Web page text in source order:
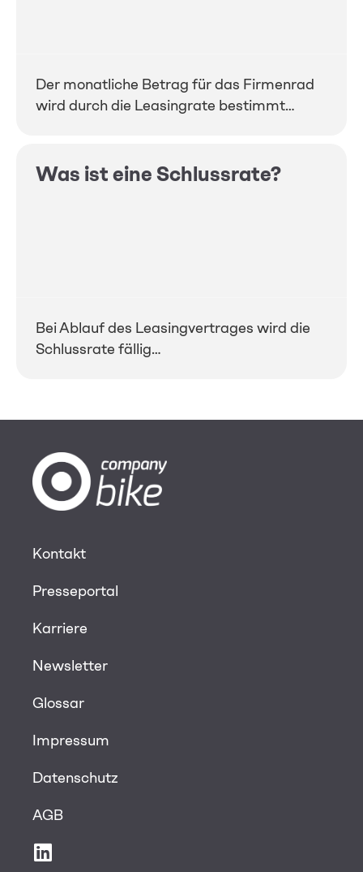
Der monatliche Betrag für das Firmenrad
wird durch die Leasingrate bestimmt…
Was ist eine Schlussrate?
Bei Ablauf des Leasingvertrages wird die
Schlussrate fällig…
Kontakt
Presseportal
Karriere
Newsletter
Glossar
Impressum
Datenschutz
AGB